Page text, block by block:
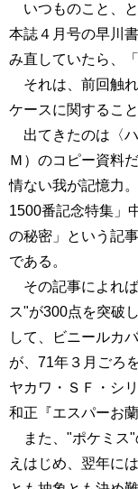
いつものこと、と
本誌４月号の早川
み直していたら、
それは、前回触
ケースに関すること
出てきたのは〈
Ｍ）のコピー資料
情ない我が記憶力
1500番記念特集」
の秘密」という記
である。
その記事によれ
ス"が300点を突破
して、ビニールカ
が、71年３月ごろ
ヤカワ・ＳＦ・シ
和正『エスパーお蘭
また、"ポケミス"
えはじめ、翌年に